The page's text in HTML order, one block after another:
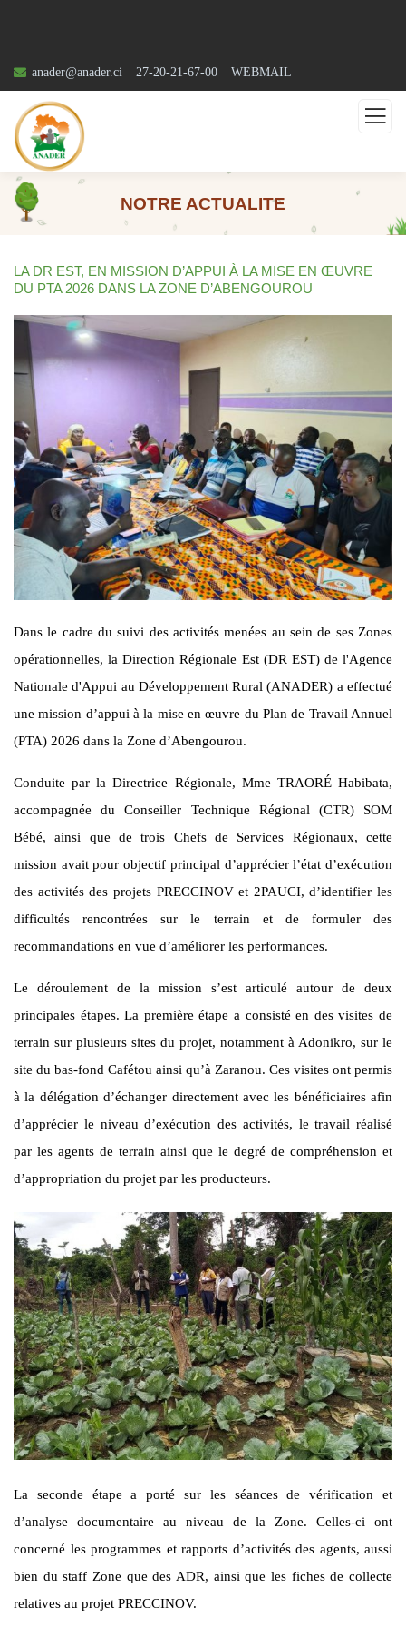
anader@anader.ci 27-20-21-67-00 WEBMAIL
NOTRE ACTUALITE
LA DR EST, EN MISSION D’APPUI À LA MISE EN ŒUVRE
DU PTA 2026 DANS LA ZONE D’ABENGOUROU
Dans le cadre du suivi des activités menées au sein de ses Zones
opérationnelles, la Direction Régionale Est (DR EST) de l'Agence
Nationale d'Appui au Développement Rural (ANADER) a effectué
une mission d’appui à la mise en œuvre du Plan de Travail Annuel
(PTA) 2026 dans la Zone d’Abengourou.
Conduite par la Directrice Régionale, Mme TRAORÉ Habibata,
accompagnée du Conseiller Technique Régional (CTR) SOM
Bébé, ainsi que de trois Chefs de Services Régionaux, cette
mission avait pour objectif principal d’apprécier l’état d’exécution
des activités des projets PRECCINOV et 2PAUCI, d’identifier les
difficultés rencontrées sur le terrain et de formuler des
recommandations en vue d’améliorer les performances.
Le déroulement de la mission s’est articulé autour de deux
principales étapes. La première étape a consisté en des visites de
terrain sur plusieurs sites du projet, notamment à Adonikro, sur le
site du bas-fond Cafétou ainsi qu’à Zaranou. Ces visites ont permis
à la délégation d’échanger directement avec les bénéficiaires afin
d’apprécier le niveau d’exécution des activités, le travail réalisé
par les agents de terrain ainsi que le degré de compréhension et
d’appropriation du projet par les producteurs.
La seconde étape a porté sur les séances de vérification et
d’analyse documentaire au niveau de la Zone. Celles-ci ont
concerné les programmes et rapports d’activités des agents, aussi
bien du staff Zone que des ADR, ainsi que les fiches de collecte
relatives au projet PRECCINOV.